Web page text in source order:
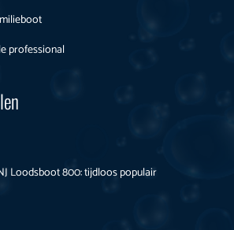
professional
Loodsboot 800: tijdloos populair